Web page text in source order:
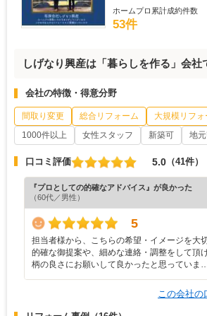
ホームプロ累計成約件数
53件
しげなり興産は「暮らしを作る」会社
会社の特徴・得意分野
間取り変更 総合リフォーム 大規模リフォ
1000件以上
女性スタッフ 新築可 地
口コミ評価 5.0 （41件）
『プロとしての的確なアドバイス』が良かった
（60代／男性）
5
担当者様から、こちらの希望・イメージを大
的確な御提案や、細めな連絡・調整をして頂
柄の良さにお願いして良かったと思っていま…
この会社